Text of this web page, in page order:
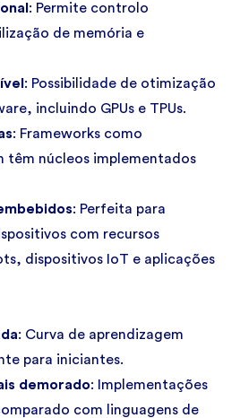
: Permite controlo
de memória e
: Possibilidade de otimização
incluindo GPUs e TPUs.
: Frameworks como
têm núcleos implementados
: Perfeita para
com recursos
dispositivos IoT e aplicações
: Curva de aprendizagem
para iniciantes.
demorado: Implementações
com linguagens de